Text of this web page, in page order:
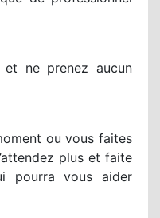
ne prenez aucun
ou vous faites
plus et faite
pourra vous aider